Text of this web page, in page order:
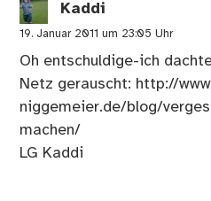
Kaddi
19. Januar 2011 um 23:05 Uhr
Oh entschuldige-ich
Netz gerauscht: http://
niggemeier.de/blog/
machen/
LG Kaddi